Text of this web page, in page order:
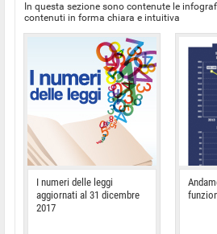
In questa sezione sono contenute le
contenuti in forma chiara e intuitiva
I numeri delle leggi
aggiornati al 31 dicembre
2017